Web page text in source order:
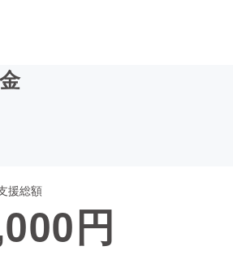
ファッション
援総額
円